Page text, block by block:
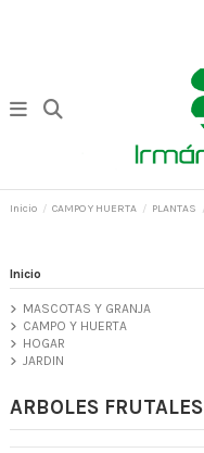
Inicio CAMPO Y HUERTA PLANTAS
ARBOLES FRUTALES
Inicio
MASCOTAS Y GRANJA
CAMPO Y HUERTA
HOGAR
JARDIN